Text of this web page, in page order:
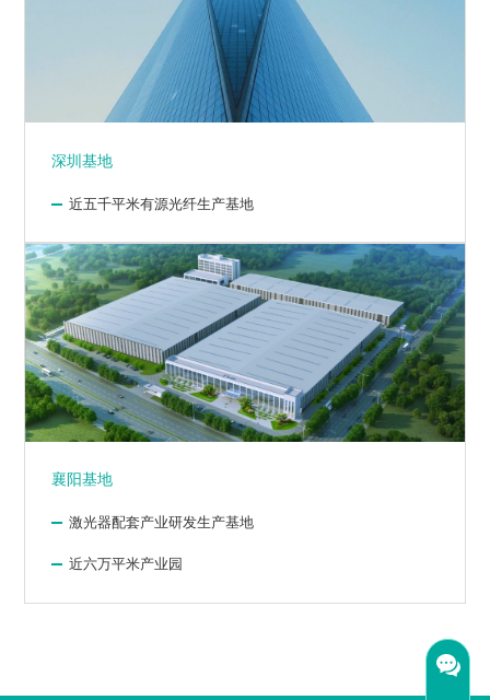
深圳基地
近五千平米有源光纤生产基地
襄阳基地
激光器配套产业研发生产基地
近六万平米产业园